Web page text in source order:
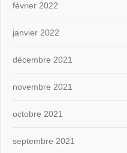
février 2022
janvier 2022
décembre 2021
novembre 2021
octobre 2021
septembre 2021